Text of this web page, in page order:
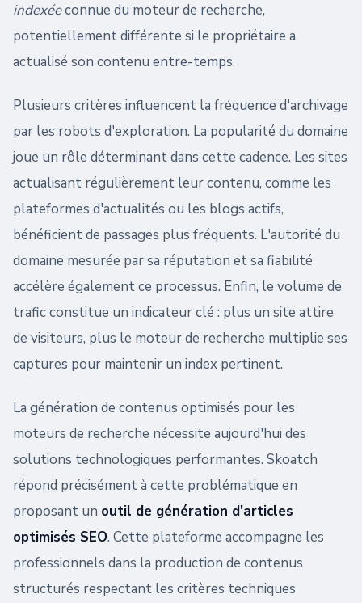
indexéeconnue du moteur de recherche,
potentiellement différente si le propriétaire a
actualisé son contenu entre-temps.
Plusieurs critères influencent la fréquence d'archivage
par les robots d'exploration. La popularité du domaine
joue un rôle déterminant dans cette cadence. Les sites
actualisant régulièrement leur contenu, comme les
plateformes d'actualités ou les blogs actifs,
bénéficient de passages plus fréquents. L'autorité du
domaine mesurée par sa réputation et sa fiabilité
accélère également ce processus. Enfin, le volume de
trafic constitue un indicateur clé : plus un site attire
de visiteurs, plus le moteur de recherche multiplie ses
captures pour maintenir un index pertinent.
La génération de contenus optimisés pour les
moteurs de recherche nécessite aujourd'hui des
solutions technologiques performantes. Skoatch
répond précisément à cette problématique en
proposant un outil de génération d'articles
optimisés SEO. Cette plateforme accompagne les
professionnels dans la production de contenus
structurés respectant les critères techniques